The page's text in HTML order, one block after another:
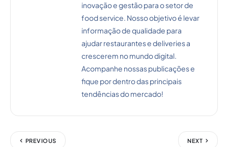
inovação e gestão para o setor de
food service. Nosso objetivo é levar
informação de qualidade para
ajudar restaurantes e deliveries a
crescerem no mundo digital.
Acompanhe nossas publicações e
fique por dentro das principais
tendências do mercado!
PREVIOUS NEXT